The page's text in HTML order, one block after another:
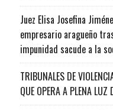
Juez Elisa Josefina
empresario aragueño
impunidad sacude a la
TRIBUNALES DE
QUE OPERA A PLENA LUZ